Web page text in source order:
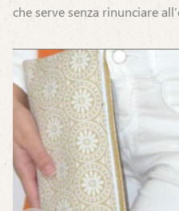
che serve senza rinunciare